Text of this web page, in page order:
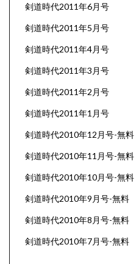
剣道時代2011年6月号
剣道時代2011年5月号
剣道時代2011年4月号
剣道時代2011年3月号
剣道時代2011年2月号
剣道時代2011年1月号
剣道時代2010年12月号-無料
剣道時代2010年11月号-無料
剣道時代2010年10月号-無料
剣道時代2010年9月号-無料
剣道時代2010年8月号-無料
剣道時代2010年7月号-無料